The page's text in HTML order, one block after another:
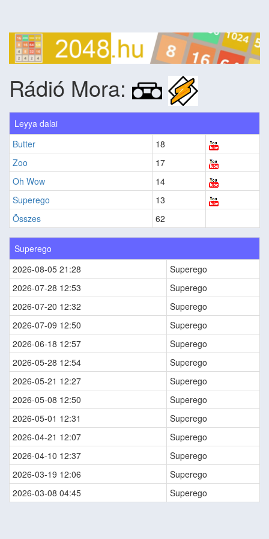
Rádió Mora:
Leyya dalai
Butter
18
Zoo
17
Oh Wow
14
Superego
13
Összes
62
Superego
2026-08-05 21:28
Superego
2026-07-28 12:53
Superego
2026-07-20 12:32
Superego
2026-07-09 12:50
Superego
2026-06-18 12:57
Superego
2026-05-28 12:54
Superego
2026-05-21 12:27
Superego
2026-05-08 12:50
Superego
2026-05-01 12:31
Superego
2026-04-21 12:07
Superego
2026-04-10 12:37
Superego
2026-03-19 12:06
Superego
2026-03-08 04:45
Superego